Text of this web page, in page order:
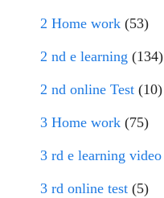
2 Home work (53)
2 nd e learning (134)
2 nd online Test (10)
3 Home work (75)
3 rd e learning video
3 rd online test (5)